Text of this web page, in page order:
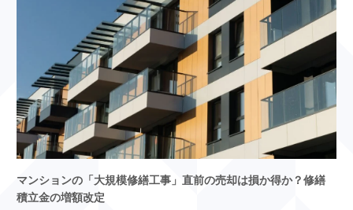
マンションの「大規模修繕工事」直前の売却は損か得か？修繕
積立金の増額改定